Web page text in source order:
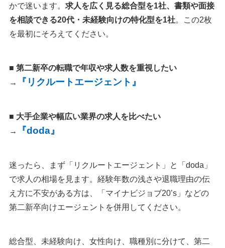
かで迷います。 求人を広く見る総合型を1社、書類や面接
を相談できる20代・未経験向けの特化型を1社。この2枚
を最初にそろえてください。
■ 第二新卒の転職で年収や求人数を重視したい
→
『リクルートエージェント』
■ 大手企業や幅広い業界の求人を比べたい
→
『doda』
迷ったら、まず「リクルートエージェント」と「doda」
で求人の相場を見ます。経験年数の浅さや退職理由の伝
え方に不安がある方は、「マイナビジョブ20’s」などの
第二新卒向けエージェントを併用してください。
総合型、未経験向け、女性向け、職種別に分けて、第二